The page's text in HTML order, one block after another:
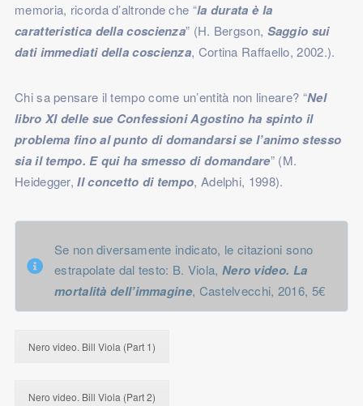
memoria, ricorda d’altronde che “la durata è la
caratteristica della coscienza” (H. Bergson, Saggio sui
dati immediati della coscienza, Cortina Raffaello, 2002.).
Chi sa pensare il tempo come un’entità non lineare? “Nel
libro XI delle sue Confessioni Agostino ha spinto il
problema fino al punto di domandarsi se l’animo stesso
sia il tempo. E qui ha smesso di domandare” (M.
Heidegger,Il concetto di tempo, Adelphi, 1998).
Se non diversamente indicato, le citazioni sono
estrapolate dal testo: B. Viola, Nero video. La
mortalità dell’immagine, Castelvecchi, 2016, 5€
Nero video. Bill Viola (Part 1)
Nero video. Bill Viola (Part 2)